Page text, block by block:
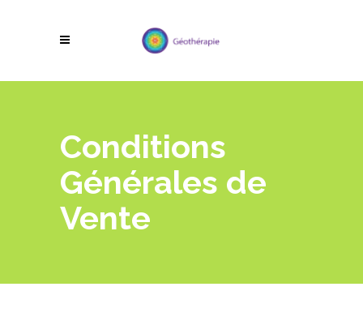
Conditions
Générales de
Vente